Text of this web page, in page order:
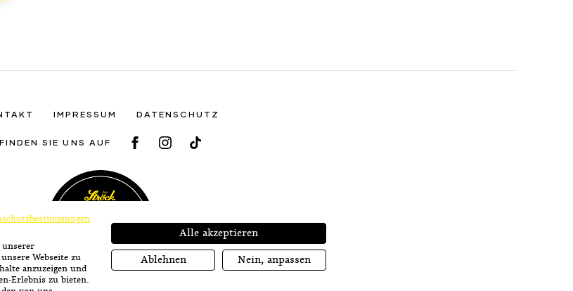
IMPRESSUM DATENSCHUTZ
FINDEN SIE UNS AUF
FACEBOOK
INSTAGRAM
TIKTOK
Ströck-Feierabend
unserer
Webseite zu
anzuzeigen und
Erlebnis zu bieten.
Alle akzeptieren
Ablehnen Nein, anpassen